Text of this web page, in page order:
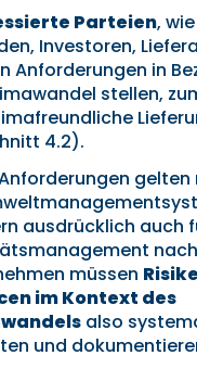
Parteien,
Investoren,
Anforderungen in
stellen,
4.2).
gelten
ausdrücklich auch
nach
müssen
im Kontext des
also
und